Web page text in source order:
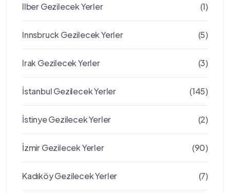
Ilber Gezilecek Yerler (1)
Innsbruck Gezilecek Yerler (5)
Irak Gezilecek Yerler (3)
İstanbul Gezilecek Yerler (145)
İstinye Gezilecek Yerler (2)
İzmir Gezilecek Yerler (90)
Kadıköy Gezilecek Yerler (7)